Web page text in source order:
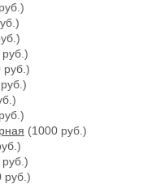
руб.)
(1000 руб.)
руб.)